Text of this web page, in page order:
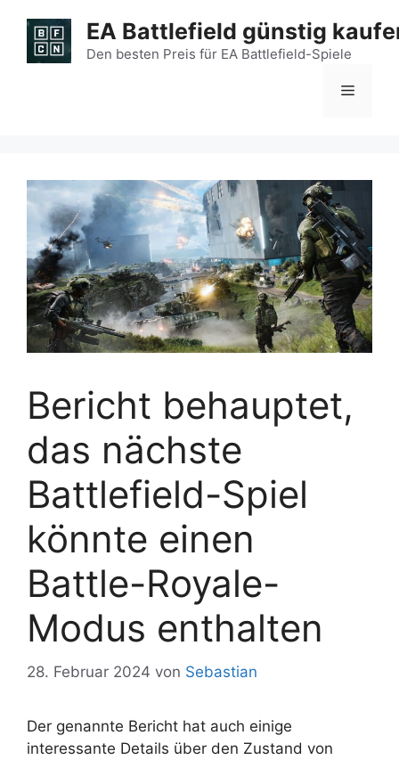
Inhalt
springen
EA Battlefield günstig
Den besten Preis für EA Battlefield-Spiele
Menü
Bericht behauptet,
das nächste
Battlefield-Spiel
könnte einen
Battle-Royale-
Modus enthalten
28. Februar 2024 von Sebastian
Der genannte Bericht hat auch einige
interessante Details über den Zustand von